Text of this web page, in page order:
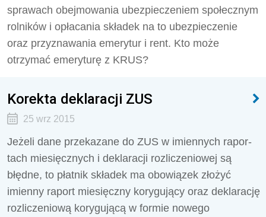
sprawach obejmowania ubezpieczeniem społecznym
rolników i opłacania składek na to ubezpieczenie
oraz przyznawania emerytur i rent. Kto może
otrzymać emeryturę z KRUS?
Korekta deklaracji ZUS
25 wrz 2015
Jeżeli dane przekazane do ZUS w imiennych rapor­
tach miesięcznych i deklaracji rozliczeniowej są
błędne, to płatnik składek ma obowiązek złożyć
imienny raport miesięczny korygujący oraz dekla­rację
rozliczeniową korygującą w formie nowego